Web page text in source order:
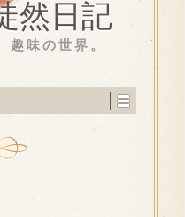
然日記
趣味の世界。